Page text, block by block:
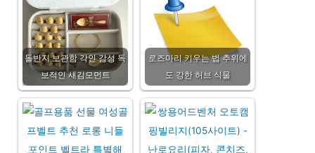
돌반지 보관함 각인 감성 독
보적인 새김모먼트
로즈마리 키우는 법 추위에
도 강한 허브 식물